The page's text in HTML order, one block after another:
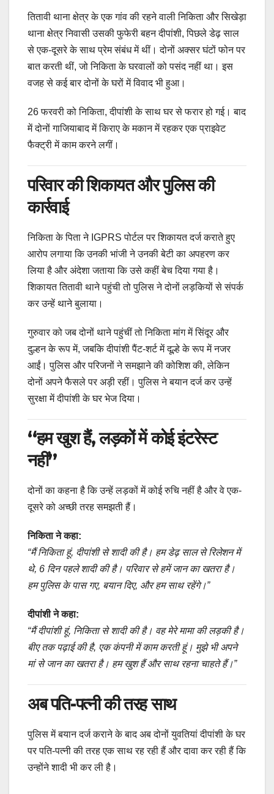
तितावी थाना क्षेत्र के एक गांव की रहने वाली निकिता और सिखेड़ा
थाना क्षेत्र निवासी उसकी फुफेरी बहन दीपांशी, पिछले डेढ़ साल
से एक-दूसरे के साथ प्रेम संबंध में थीं। दोनों अक्सर घंटों फोन पर
बात करती थीं, जो निकिता के घरवालों को पसंद नहीं था। इस
वजह से कई बार दोनों के घरों में विवाद भी हुआ।
26 फरवरी को निकिता, दीपांशी के साथ घर से फरार हो गई। बाद
में दोनों गाजियाबाद में किराए के मकान में रहकर एक प्राइवेट
फैक्ट्री में काम करने लगीं।
परिवार की शिकायत और पुलिस की
कार्रवाई
निकिता के पिता ने IGPRS पोर्टल पर शिकायत दर्ज कराते हुए
आरोप लगाया कि उनकी भांजी ने उनकी बेटी का अपहरण कर
लिया है और अंदेशा जताया कि उसे कहीं बेच दिया गया है।
शिकायत तितावी थाने पहुंची तो पुलिस ने दोनों लड़कियों से संपर्क
कर उन्हें थाने बुलाया।
गुरुवार को जब दोनों थाने पहुंचीं तो निकिता मांग में सिंदूर और
दुल्हन के रूप में, जबकि दीपांशी पैंट-शर्ट में दूल्हे के रूप में नजर
आईं। पुलिस और परिजनों ने समझाने की कोशिश की, लेकिन
दोनों अपने फैसले पर अड़ी रहीं। पुलिस ने बयान दर्ज कर उन्हें
सुरक्षा में दीपांशी के घर भेज दिया।
“हम खुश हैं, लड़कों में कोई इंटरेस्ट
नहीं”
दोनों का कहना है कि उन्हें लड़कों में कोई रुचि नहीं है और वे एक-
दूसरे को अच्छी तरह समझती हैं।
निकिता ने कहा:
“मैं निकिता हूं, दीपांशी से शादी की है। हम डेढ़ साल से रिलेशन में
थे, 6 दिन पहले शादी की है। परिवार से हमें जान का खतरा है।
हम पुलिस के पास गए, बयान दिए, और हम साथ रहेंगे।”
दीपांशी ने कहा:
“मैं दीपांशी हूं, निकिता से शादी की है। वह मेरे मामा की लड़की है।
बीए तक पढ़ाई की है, एक कंपनी में काम करती हूं। मुझे भी अपने
मां से जान का खतरा है। हम खुश हैं और साथ रहना चाहते हैं।”
अब पति-पत्नी की तरह साथ
पुलिस में बयान दर्ज कराने के बाद अब दोनों युवतियां दीपांशी के घर
पर पति-पत्नी की तरह एक साथ रह रही हैं और दावा कर रही हैं कि
उन्होंने शादी भी कर ली है।